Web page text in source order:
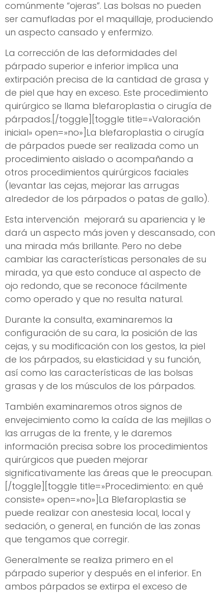
comúnmente “ojeras”. Las bolsas no pueden
ser camufladas por el maquillaje, produciendo
un aspecto cansado y enfermizo.
La corrección de las deformidades del
párpado superior e inferior implica una
extirpación precisa de la cantidad de grasa y
de piel que hay en exceso. Este procedimiento
quirúrgico se llama blefaroplastia o cirugía de
párpados.[/toggle][toggle title=»Valoración
inicial» open=»no»]La blefaroplastia o cirugía
de párpados puede ser realizada como un
procedimiento aislado o acompañando a
otros procedimientos quirúrgicos faciales
(levantar las cejas, mejorar las arrugas
alrededor de los párpados o patas de gallo).
Esta intervención mejorará su apariencia y le
dará un aspecto más joven y descansado, con
una mirada más brillante. Pero no debe
cambiar las características personales de su
mirada, ya que esto conduce al aspecto de
ojo redondo, que se reconoce fácilmente
como operado y que no resulta natural.
Durante la consulta, examinaremos la
configuración de su cara, la posición de las
cejas, y su modificación con los gestos, la piel
de los párpados, su elasticidad y su función,
así como las características de las bolsas
grasas y de los músculos de los párpados.
También examinaremos otros signos de
envejecimiento como la caída de las mejillas o
las arrugas de la frente, y le daremos
información precisa sobre los procedimientos
quirúrgicos que pueden mejorar
significativamente las áreas que le preocupan.
[/toggle][toggle title=»Procedimiento: en qué
consiste» open=»no»]La Blefaroplastia se
puede realizar con anestesia local, local y
sedación, o general, en función de las zonas
que tengamos que corregir.
Generalmente se realiza primero en el
párpado superior y después en el inferior. En
ambos párpados se extirpa el exceso de